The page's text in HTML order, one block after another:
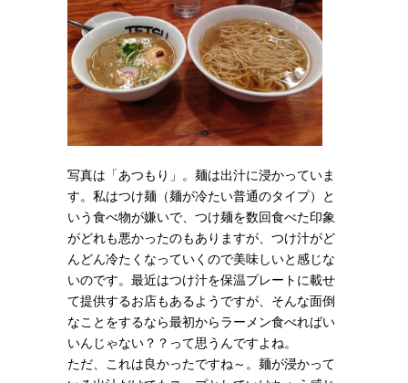
写真は「あつもり」。麺は出汁に浸かっていま
す。私はつけ麺（麺が冷たい普通のタイプ）と
いう食べ物が嫌いで、つけ麺を数回食べた印象
がどれも悪かったのもありますが、つけ汁がど
んどん冷たくなっていくので美味しいと感じな
いのです。最近はつけ汁を保温プレートに載せ
て提供するお店もあるようですが、そんな面倒
なことをするなら最初からラーメン食べればい
いんじゃない？？って思うんですよね。
ただ、これは良かったですね～。麺が浸かって